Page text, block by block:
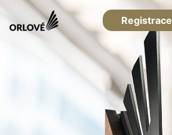
Registrace